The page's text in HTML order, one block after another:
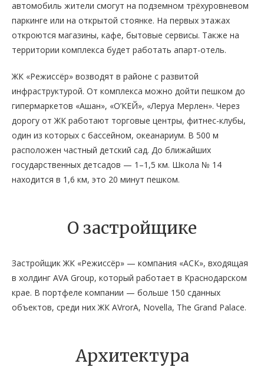
автомобиль жители смогут на подземном трёхуровневом
паркинге или на открытой стоянке. На первых этажах
откроются магазины, кафе, бытовые сервисы. Также на
территории комплекса будет работать апарт-отель.
ЖК «Режиссёр» возводят в районе с развитой
инфраструктурой. От комплекса можно дойти пешком до
гипермаркетов «Ашан», «О’КЕЙ», «Леруа Мерлен». Через
дорогу от ЖК работают торговые центры, фитнес-клубы,
один из которых с бассейном, океанариум. В 500 м
расположен частный детский сад. До ближайших
государственных детсадов — 1–1,5 км. Школа № 14
находится в 1,6 км, это 20 минут пешком.
О застройщике
Застройщик ЖК «Режиссёр» — компания «АСК», входящая
в холдинг AVA Group, который работает в Краснодарском
крае. В портфеле компании — больше 150 сданных
объектов, среди них ЖК AVrorA, Novella, The Grand Palace.
Архитектура